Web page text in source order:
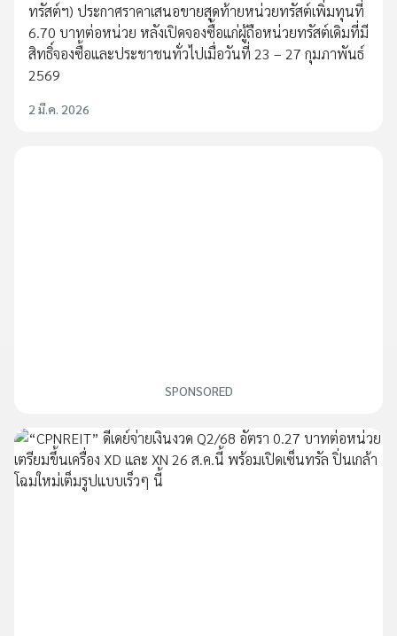
ทรัสต์ฯ) ประกาศราคาเสนอขายสุดท้ายหน่วยทรัสต์เพิ่มทุนที่
6.70 บาทต่อหน่วย หลังเปิดจองซื้อแก่ผู้ถือหน่วยทรัสต์เดิมที่มี
สิทธิ์จองซื้อและประชาชนทั่วไปเมื่อวันที่ 23 – 27 กุมภาพันธ์
2569
2 มี.ค. 2026
SPONSORED